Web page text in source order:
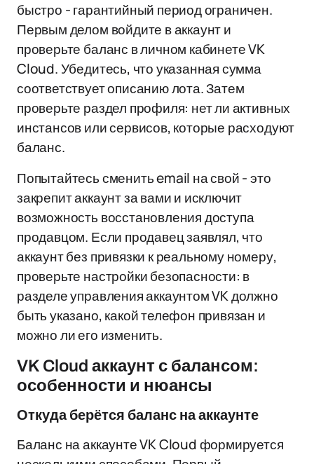
быстро - гарантийный период ограничен.
Первым делом войдите в аккаунт и
проверьте баланс в личном кабинете VK
Cloud. Убедитесь, что указанная сумма
соответствует описанию лота. Затем
проверьте раздел профиля: нет ли активных
инстансов или сервисов, которые расходуют
баланс.
Попытайтесь сменить email на свой - это
закрепит аккаунт за вами и исключит
возможность восстановления доступа
продавцом. Если продавец заявлял, что
аккаунт без привязки к реальному номеру,
проверьте настройки безопасности: в
разделе управления аккаунтом VK должно
быть указано, какой телефон привязан и
можно ли его изменить.
VK Cloud аккаунт с балансом:
особенности и нюансы
Откуда берётся баланс на аккаунте
Баланс на аккаунте VK Cloud формируется